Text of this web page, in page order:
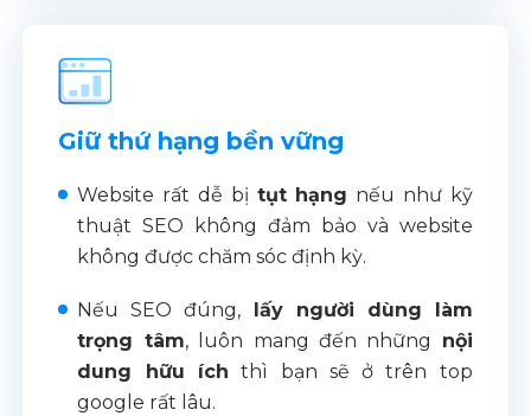
Giữ thứ hạng bền vững
Website rất dễ bị tụt hạng nếu như kỹ
thuật SEO không đảm bảo và website
không được chăm sóc định kỳ.
Nếu SEO đúng, lấy người dùng làm
trọng tâm, luôn mang đến những nội
dung hữu ích thì bạn sẽ ở trên top
google rất lâu.